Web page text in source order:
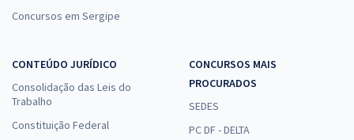
Concursos em Sergipe
CONTEÚDO JURÍDICO
Consolidação das Leis do
Trabalho
Constituição Federal
CONCURSOS MAIS
PROCURADOS
SEDES
PC DF - DELTA